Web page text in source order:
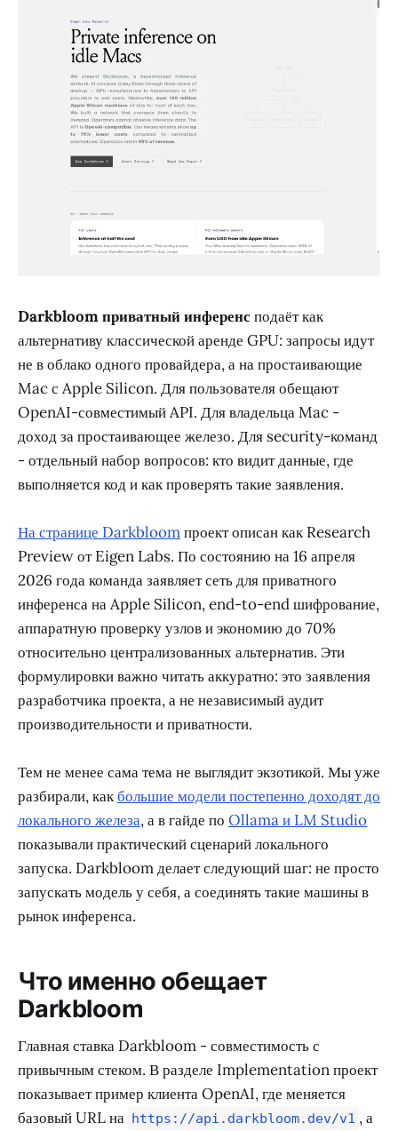
Darkbloom приватный инференс подаёт как
альтернативу классической аренде GPU: запросы идут
не в облако одного провайдера, а на простаивающие
Mac с Apple Silicon. Для пользователя обещают
OpenAI-совместимый API. Для владельца Mac -
доход за простаивающее железо. Для security-команд
- отдельный набор вопросов: кто видит данные, где
выполняется код и как проверять такие заявления.
На странице Darkbloomпроект описан как Research
Preview от Eigen Labs. По состоянию на 16 апреля
2026 года команда заявляет сеть для приватного
инференса на Apple Silicon, end-to-end шифрование,
аппаратную проверку узлов и экономию до 70%
относительно централизованных альтернатив. Эти
формулировки важно читать аккуратно: это заявления
разработчика проекта, а не независимый аудит
производительности и приватности.
Тем не менее сама тема не выглядит экзотикой. Мы уже
разбирали, какбольшие модели постепенно доходят до
локального железа, а в гайде по Ollama и LM Studio
показывали практический сценарий локального
запуска. Darkbloom делает следующий шаг: не просто
запускать модель у себя, а соединять такие машины в
рынок инференса.
Что именно обещает
Darkbloom
Главная ставка Darkbloom - совместимость с
привычным стеком. В разделе Implementation проект
показывает пример клиента OpenAI, где меняется
базовый URL на https://api.darkbloom.dev/v1 , а